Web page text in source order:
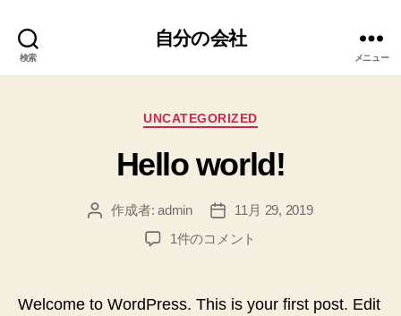
検索
自分の会社
メニュー
カ
ゴ
リ
UNCATEGORIZED
Hello world!
投
作成者:admin
投
稿
11月 29, 2019
Hello
1件のコメント
Welcome to WordPress. This is your first post. Edit